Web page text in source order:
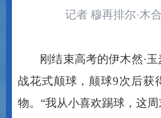
记者 穆再排尔·木
刚结束高考的伊木然·玉
战花式颠球，颠球9次后获
物。 “我从小喜欢踢球，这